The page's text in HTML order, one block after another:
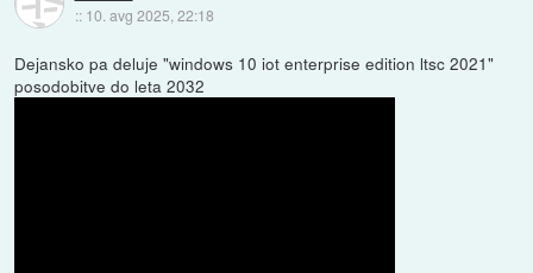
:: 10. avg 2025, 22:18
Dejansko pa deluje "windows 10 iot enterprise edition ltsc 2021"
posodobitve do leta 2032